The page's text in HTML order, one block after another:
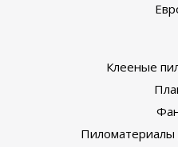
Клееные
Пиломатериалы